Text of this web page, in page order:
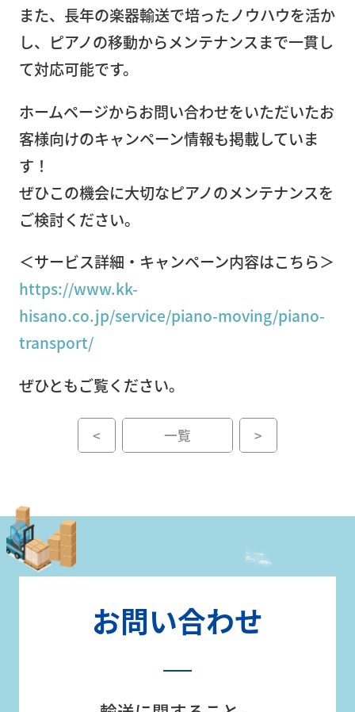
舗・
事務
所移
営
業
倉
庫
ピア
ノ・
楽器
輸
送・
調律
情
報
また、長年の楽器輸送で培ったノウハウを活か
し、ピアノの移動からメンテナンスまで一貫し
て対応可能です。
ホームページからお問い合わせをいただいたお
客様向けのキャンペーン情報も掲載していま
す！
ぜひこの機会に大切なピアノのメンテナンスを
ご検討ください。
＜サービス詳細・キャンペーン内容はこちら＞
https://www.kk-
hisano.co.jp/service/piano-moving/piano-
transport/
ぜひともご覧ください。
< 一覧 >
お問い合わせ